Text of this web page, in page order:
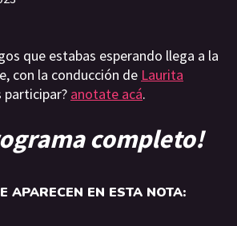
que estabas esperando llega a la
con la conducción de Laurita
participar? anotate acá.
completo!
APARECEN EN ESTA NOTA: